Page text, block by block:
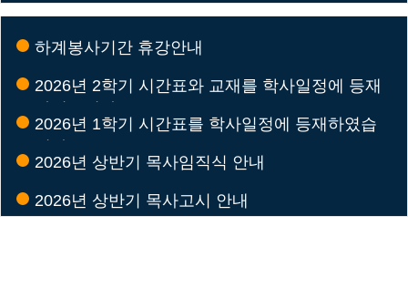
하계봉사기간 휴강안내
2026년 2학기 시간표와 교재를 학사일정에 등재
2026년 1학기 시간표를 학사일정에 등재하였습
2026년 상반기 목사임직식 안내
2026년 상반기 목사고시 안내